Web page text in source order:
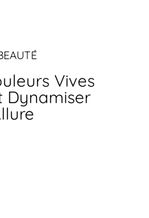
Vives
Dynamiser